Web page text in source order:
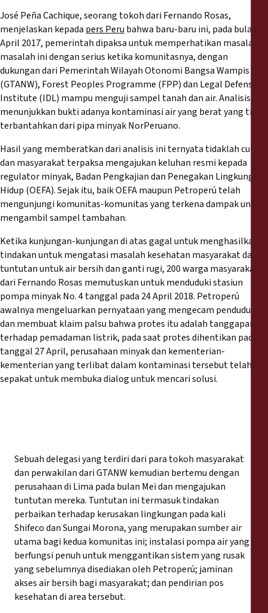
José Peña Cachique, seorang tokoh dari Fernando Rosas,
menjelaskan kepada pers Peru bahwa baru-baru ini, pada bulan
April 2017, pemerintah dipaksa untuk memperhatikan masalah-
masalah ini dengan serius ketika komunitasnya, dengan
dukungan dari Pemerintah Wilayah Otonomi Bangsa Wampis
(GTANW), Forest Peoples Programme (FPP) dan Legal Defense
Institute (IDL) mampu menguji sampel tanah dan air. Analisis ini
menunjukkan bukti adanya kontaminasi air yang berat yang tidak
terbantahkan dari pipa minyak NorPeruano.
Hasil yang memberatkan dari analisis ini ternyata tidaklah cukup,
dan masyarakat terpaksa mengajukan keluhan resmi kepada
regulator minyak, Badan Pengkajian dan Penegakan Lingkungan
Hidup (OEFA). Sejak itu, baik OEFA maupun Petroperú telah
mengunjungi komunitas-komunitas yang terkena dampak untuk
mengambil sampel tambahan.
Ketika kunjungan-kunjungan di atas gagal untuk menghasilkan
tindakan untuk mengatasi masalah kesehatan masyarakat dan
tuntutan untuk air bersih dan ganti rugi, 200 warga masyarakat
dari Fernando Rosas memutuskan untuk menduduki stasiun
pompa minyak No. 4 tanggal pada 24 April 2018. Petroperú
awalnya mengeluarkan pernyataan yang mengecam pendudukan
dan membuat klaim palsu bahwa protes itu adalah tanggapan
terhadap pemadaman listrik, pada saat protes dihentikan pada
tanggal 27 April, perusahaan minyak dan kementerian-
kementerian yang terlibat dalam kontaminasi tersebut telah
sepakat untuk membuka dialog untuk mencari solusi.
Sebuah delegasi yang terdiri dari para tokoh masyarakat
dan perwakilan dari GTANW kemudian bertemu dengan
perusahaan di Lima pada bulan Mei dan mengajukan
tuntutan mereka. Tuntutan ini termasuk tindakan
perbaikan terhadap kerusakan lingkungan pada kali
Shifeco dan Sungai Morona, yang merupakan sumber air
utama bagi kedua komunitas ini; instalasi pompa air yang
berfungsi penuh untuk menggantikan sistem yang rusak
yang sebelumnya disediakan oleh Petroperú; jaminan
akses air bersih bagi masyarakat; dan pendirian pos
kesehatan di area tersebut.